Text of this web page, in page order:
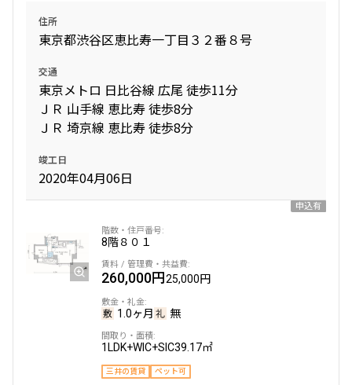
住所
東京都渋谷区恵比寿一丁目３２番８号
交通
東京メトロ 日比谷線 広尾 徒歩11分
ＪＲ 山手線 恵比寿 徒歩8分
ＪＲ 埼京線 恵比寿 徒歩8分
竣工日
2020年04月06日
申込有
8階８０１
260,000円25,000円
1.0ヶ月 無
1LDK+WIC+SIC39.17㎡
三井の賃貸 ペット可